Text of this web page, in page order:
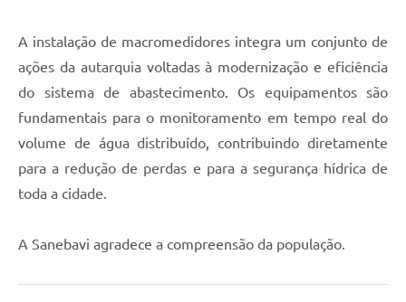
A instalação de macromedidores integra um conjunto de
ações da autarquia voltadas à modernização e eficiência
do sistema de abastecimento. Os equipamentos são
fundamentais para o monitoramento em tempo real do
volume de água distribuído, contribuindo diretamente
para a redução de perdas e para a segurança hídrica de
toda a cidade.
A Sanebavi agradece a compreensão da população.